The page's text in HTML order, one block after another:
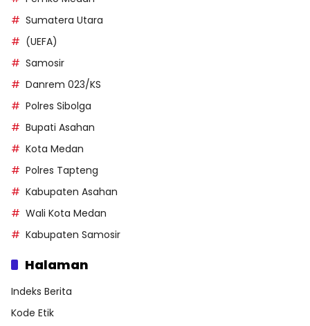
Sumatera Utara
(UEFA)
Samosir
Danrem 023/KS
Polres Sibolga
Bupati Asahan
Kota Medan
Polres Tapteng
Kabupaten Asahan
Wali Kota Medan
Kabupaten Samosir
Halaman
Indeks Berita
Kode Etik